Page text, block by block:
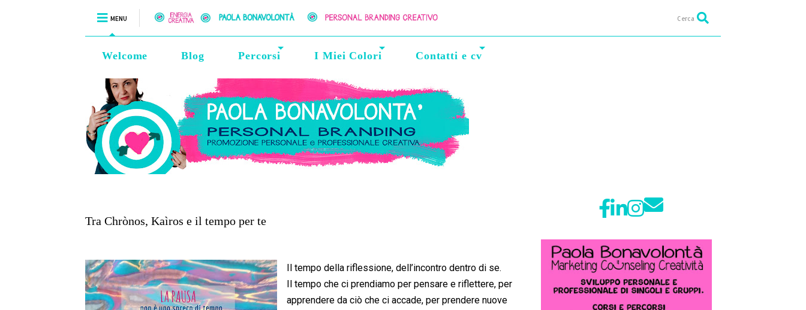
MENU Cerca
Welcome Blog Percorsi I Miei Colori Contatti e cv
Tra Chrònos, Kaìros e il tempo per te
Il tempo della riflessione, dell’incontro dentro di se.
Il tempo che ci prendiamo per pensare e riflettere, per
apprendere da ciò che ci accade, per prendere nuove